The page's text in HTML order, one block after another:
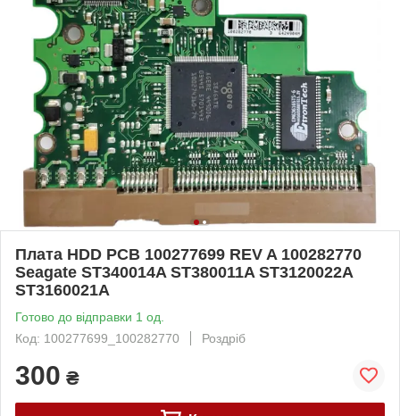
Плата HDD PCB 100277699 REV A 100282770
Seagate ST340014A ST380011A ST3120022A
ST3160021A
Готово до відправки 1 од.
Код: 100277699_100282770
Роздріб
300 ₴